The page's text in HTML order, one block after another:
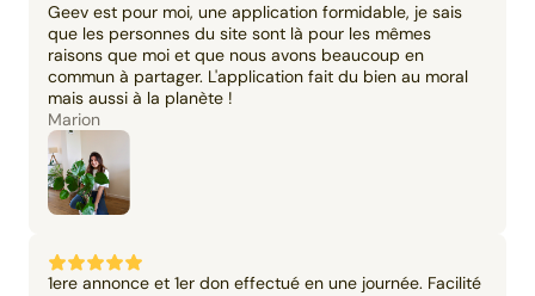
Geev est pour moi, une application formidable, je sais
que les personnes du site sont là pour les mêmes
raisons que moi et que nous avons beaucoup en
commun à partager. L'application fait du bien au moral
mais aussi à la planète !
Marion
1ere annonce et 1er don effectué en une journée. Facilité